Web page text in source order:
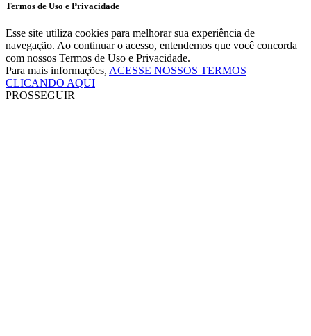
Termos de Uso e Privacidade
Esse site utiliza cookies para melhorar sua experiência de
navegação. Ao continuar o acesso, entendemos que você concorda
com nossos Termos de Uso e Privacidade.
Para mais informações, ACESSE NOSSOS TERMOS
CLICANDO AQUI
PROSSEGUIR